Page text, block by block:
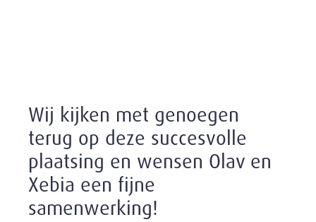
Wij kijken met genoegen
terug op deze succesvolle
plaatsing en wensen Olav en
Xebia een fijne
samenwerking!